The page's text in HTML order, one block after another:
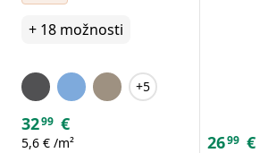
+ 18 možnosti
+5
3299 €
5,6 € /m² 2699 €